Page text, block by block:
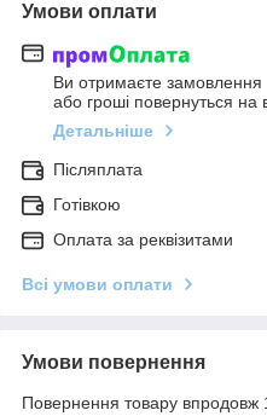
Умови оплати
Ви отримаєте замовлення
або гроші повернуться на
Детальніше
Післяплата
Готівкою
Оплата за реквізитами
Всі умови оплати
Умови повернення
Повернення товару впродовж